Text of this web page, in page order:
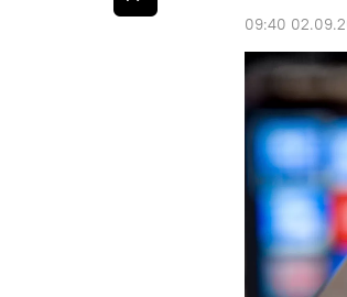
09:40